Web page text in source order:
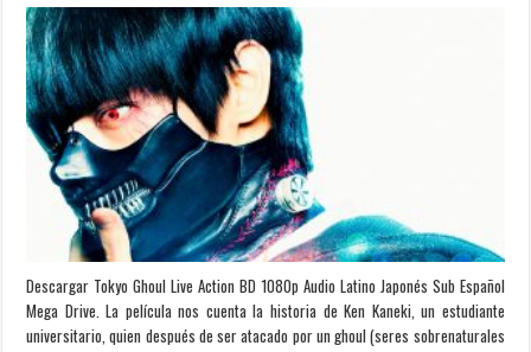
Descargar Tokyo Ghoul Live Action BD 1080p Audio Latino Japonés Sub Español
Mega Drive. La película nos cuenta la historia de Ken Kaneki, un estudiante
universitario, quien después de ser atacado por un ghoul (seres sobrenaturales